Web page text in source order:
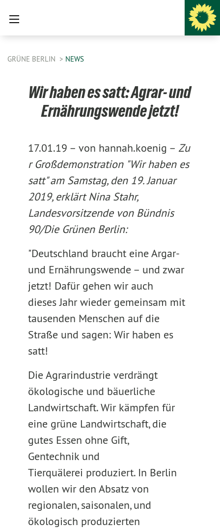
GRÜNE BERLIN NEWS
Wir haben es satt: Agrar- und
Ernährungswende jetzt!
17.01.19 – von hannah.koenig – Zu
r Großdemonstration "Wir haben es
satt" am Samstag, den 19. Januar
2019, erklärt Nina Stahr,
Landesvorsitzende von Bündnis
90/Die Grünen Berlin:
"Deutschland braucht eine Argar-
und Ernährungswende – und zwar
jetzt! Dafür gehen wir auch
dieses Jahr wieder gemeinsam mit
tausenden Menschen auf die
Straße und sagen: Wir haben es
satt!
Die Agrarindustrie verdrängt
ökologische und bäuerliche
Landwirtschaft. Wir kämpfen für
eine grüne Landwirtschaft, die
gutes Essen ohne Gift,
Gentechnik und
Tierquälerei produziert. In Berlin
wollen wir den Absatz von
regionalen, saisonalen, und
ökologisch produzierten